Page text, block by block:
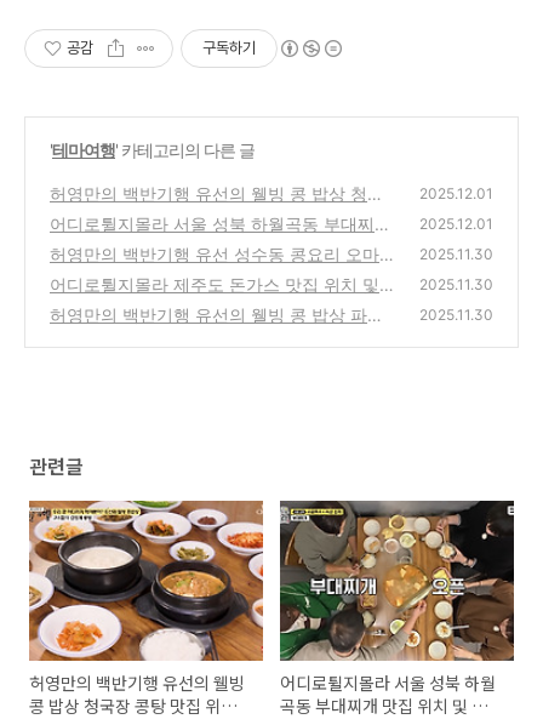
공감 구독하기
'테마여행' 카테고리의 다른 글
허영만의 백반기행 유선의 웰빙 콩 밥상 청국
장 콩탕 맛집 위치 및 방문팁
(0)
2025.12.01
어디로튈지몰라 서울 성북 하월곡동 부대찌개
맛집 위치 및 방문팁
(0)
2025.12.01
허영만의 백반기행 유선 성수동 콩요리 오마카
세 코스요리 맛집 위치 및 방문팁
(0)
2025.11.30
어디로튈지몰라 제주도 돈가스 맛집 위치 및
여행팁
(0)
2025.11.30
허영만의 백반기행 유선의 웰빙 콩 밥상 파주
2025.11.30
관련글
허영만의 백반기행 유선의 웰빙
콩 밥상 청국장 콩탕 맛집 위치
어디로튈지몰라 서울 성북 하월
곡동 부대찌개 맛집 위치 및 방